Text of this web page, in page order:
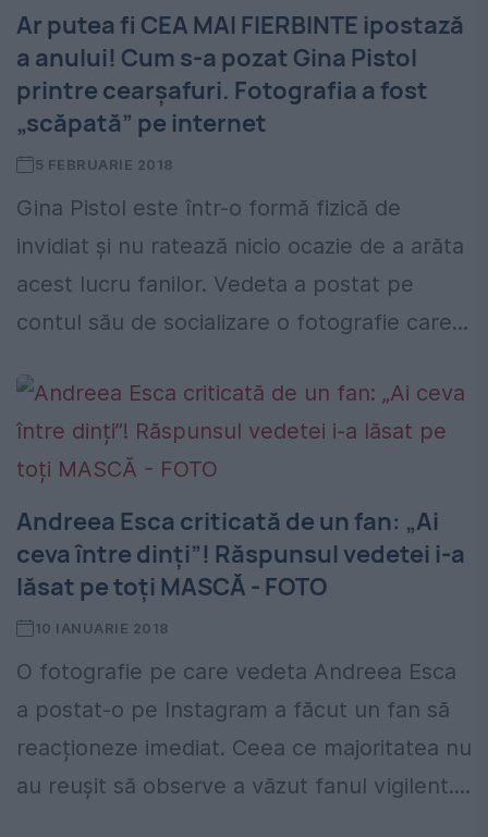
Ar putea fi CEA MAI FIERBINTE ipostază
a anului! Cum s-a pozat Gina Pistol
printre cearșafuri. Fotografia a fost
„scăpată” pe internet
5 FEBRUARIE 2018
Gina Pistol este într-o formă fizică de
invidiat și nu ratează nicio ocazie de a arăta
acest lucru fanilor. Vedeta a postat pe
contul său de socializare o fotografie care...
Andreea Esca criticată de un fan: „Ai
ceva între dinți”! Răspunsul vedetei i-a
lăsat pe toți MASCĂ - FOTO
10 IANUARIE 2018
O fotografie pe care vedeta Andreea Esca
a postat-o pe Instagram a făcut un fan să
reacționeze imediat. Ceea ce majoritatea nu
au reușit să observe a văzut fanul vigilent....